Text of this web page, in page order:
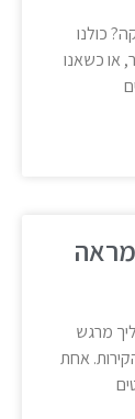
כולנו
או כשאנו
מראה
מרגש
אחת